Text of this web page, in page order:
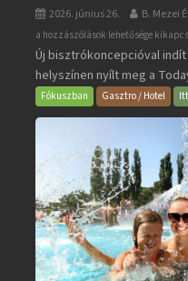
2026. június 26. B. Mezei
Today
Bistro
&
Bar
bejegyzéshez
a hozzászólások lehetősége
Új bisztrókoncepcióval
helyszínen nyílt meg a
Fókuszban Gasztro / Hotel